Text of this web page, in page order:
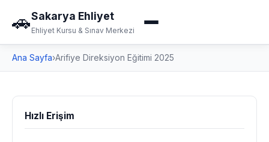
🚗Sakarya Ehliyet
Ehliyet Kursu & Sınav Merkezi
Ana Sayfa›Arifiye Direksiyon Eğitimi 2025
Hızlı Erişim